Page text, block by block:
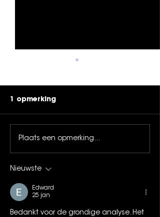
Leffingeleuren is
compleet: 63 acts
1 opmerking
Plaats een opmerking...
Nieuwste
Edward
25 jan
Bedankt voor de grondige analyse. Het